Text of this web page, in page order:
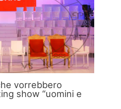
vorrebbero
show “uomini e